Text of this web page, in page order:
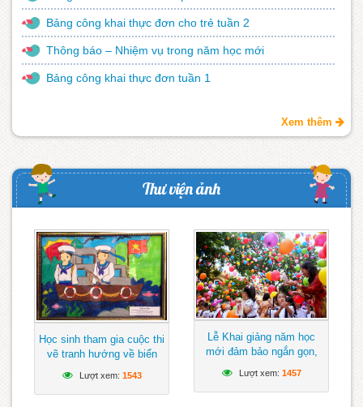
Bảng công khai thực đơn cho trẻ tuần 2
Thông báo – Nhiệm vụ trong năm học mới
Bảng công khai thực đơn tuần 1
Xem thêm
Thư viện ảnh
Học sinh tham gia cuộc thi
vẽ tranh hướng về biển
Lượt xem: 1543
Lễ Khai giảng năm học
mới đảm bảo ngắn gọn,
Lượt xem: 1457